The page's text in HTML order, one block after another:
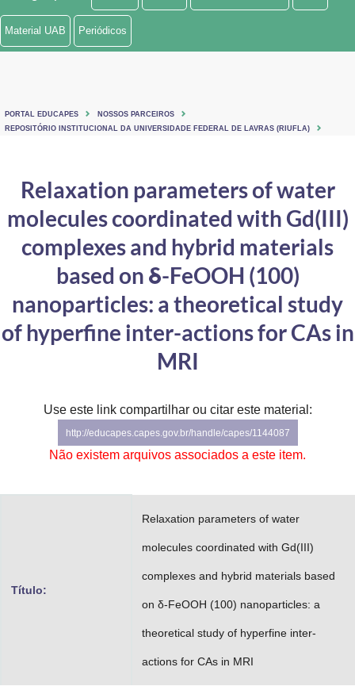
Ministério de Minas e Energia
Ministério do Turismo
Controladoria-Geral da União
Secretaria-Geral
Secretaria de Governo
Gabinete de Segurança Institucional
Banco Central do Brasil
Material UAB Periódicos
PORTAL EDUCAPES
NOSSOS PARCEIROS
REPOSITÓRIO INSTITUCIONAL DA UNIVERSIDADE FEDERAL DE LAVRAS (RIUFLA)
Relaxation parameters of water
molecules coordinated with Gd(III)
complexes and hybrid materials
based on δ-FeOOH (100)
nanoparticles: a theoretical study
of hyperfine inter-actions for CAs in
MRI
Use este link compartilhar ou citar este material:
http://educapes.capes.gov.br/handle/capes/1144087
Não existem arquivos associados a este item.
Título:
Relaxation parameters of water
molecules coordinated with Gd(III)
complexes and hybrid materials based
on δ-FeOOH (100) nanoparticles: a
theoretical study of hyperfine inter-
actions for CAs in MRI